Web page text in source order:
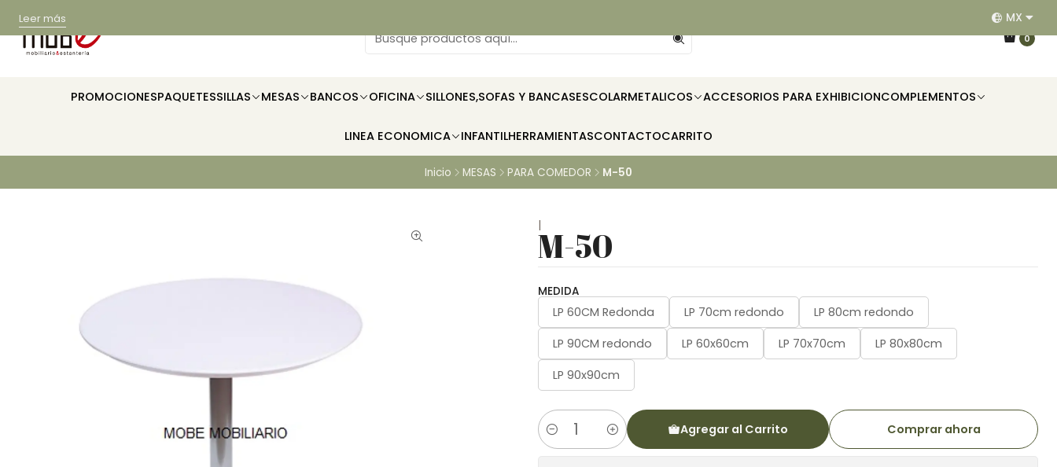
0
PROMOCIONESPAQUETESSILLAS MESAS BANCOS OFICINA SILLONES,SOFAS Y BANCASESCOLARMETALICOS ACCESORIOS PARA EXHIBICIONCOMPLEMENTOS
LINEA ECONOMICA INFANTILHERRAMIENTASCONTACTOCARRITO
Leer más EQUIPAMOS RESTAURANTES, HOTELES, OFICINAS E
MX
Inicio MESAS PARA COMEDOR M-50
|M-50
MEDIDA
LP 60CM Redonda LP 70cm redondo
LP 80cm redondo
LP 90CM redondo
LP 60x60cm LP 70x70cm
LP 80x80cm
LP 90x90cm
Cantidad
Agregar al Carrito Comprar ahora